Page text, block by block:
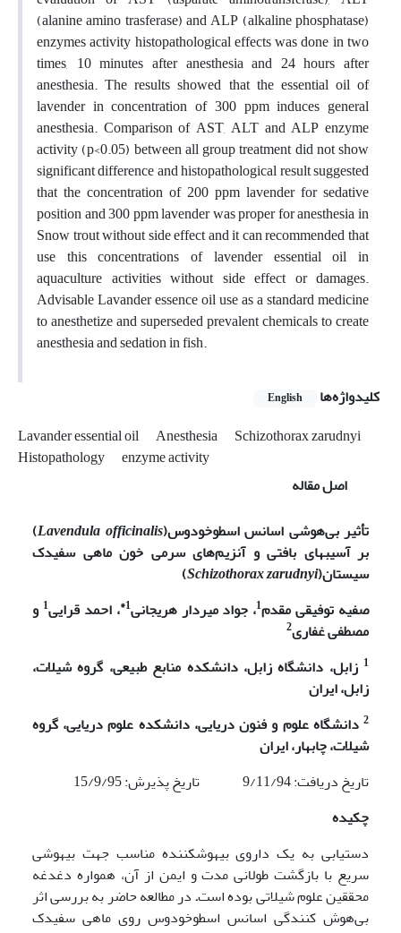
(alanine amino trasferase) and ALP (alkaline phosphatase)
enzymes activity histopathological effects was done in two
times, 10 minutes after anesthesia and 24 hours after
anesthesia. The results showed that the essential oil of
lavender in concentration of 300 ppm induces general
anesthesia. Comparison of AST, ALT and ALP enzyme
activity (p<0.05) between all group treatment did not show
significant difference and histopathological result suggested
that the concentration of 200 ppm lavender for sedative
position and 300 ppm lavender was proper for anesthesia in
Snow trout without side effect and it can recommended that
use this concentrations of lavender essential oil in
aquaculture activities without side effect or damages.
Advisable Lavander essence oil use as a standard medicine
to anesthetize and superseded prevalent chemicals to create
anesthesia and sedation in fish.
کلیدواژه‌ها
English
Lavander essential oil Anesthesia
Schizothorax zarudnyi
Histopathology
enzyme activity
اصل مقاله
تأثیر بی‌هوشی اسانساسطوخودوس(
Lavendula officinalis
)
بر آسیب­های بافتی و آنزیم‌های سرمی خون ماهی سفیدک
سیستان(
Schizothorax zarudnyi
)
صفیه توفیقی مقدم1، جواد میردار هریجانی1* ، احمد قرایی1 و
مصطفی غفاری2
1 زابل، دانشگاه زابل، دانشکده منابع طبیعی، گروه شیلات،
زابل، ایران
2 دانشگاه علوم و فنون دریایی، دانشکده علوم دریایی، گروه
شیلات، چابهار، ایران
تاریخ دریافت: 9/11/94 تاریخ پذیرش: 15/9/95
چکیده
دستیابی به یک داروی بیهوش­کننده مناسب جهت بیهوشی
سریع با بازگشت طولانی مدت و ایمن از آن، همواره دغدغه
محققین علوم شیلاتی بوده است.در مطالعه حاضر به بررسی اثر
بی‌هوش کنندگی اسانس اسطوخودوس روی ماهی سفیدک